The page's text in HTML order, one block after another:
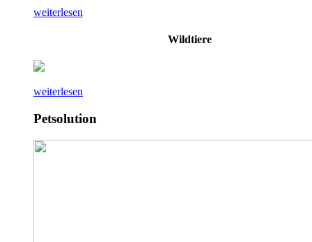
weiterlesen
Wildtiere
weiterlesen
Petsolution